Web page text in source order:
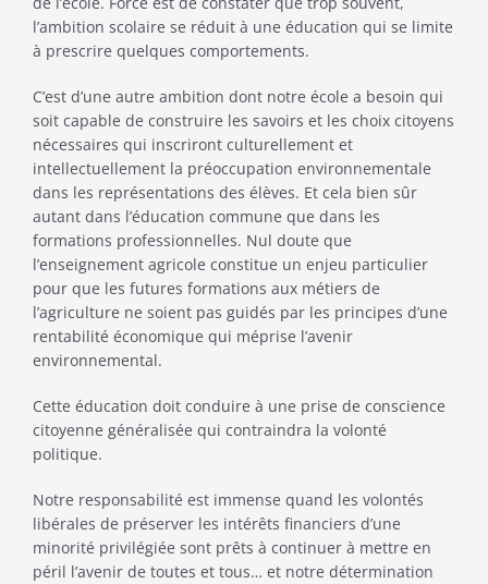
l’ambition scolaire se réduit à une éducation qui se limite
à prescrire quelques comportements.
C’est d’une autre ambition dont notre école a besoin qui
soit capable de construire les savoirs et les choix citoyens
nécessaires qui inscriront culturellement et
intellectuellement la préoccupation environnementale
dans les représentations des élèves. Et cela bien sûr
autant dans l’éducation commune que dans les
formations professionnelles. Nul doute que
l’enseignement agricole constitue un enjeu particulier
pour que les futures formations aux métiers de
l’agriculture ne soient pas guidés par les principes d’une
rentabilité économique qui méprise l’avenir
environnemental.
Cette éducation doit conduire à une prise de conscience
citoyenne généralisée qui contraindra la volonté
politique.
Notre responsabilité est immense quand les volontés
libérales de préserver les intérêts financiers d’une
minorité privilégiée sont prêts à continuer à mettre en
péril l’avenir de toutes et tous… et notre détermination